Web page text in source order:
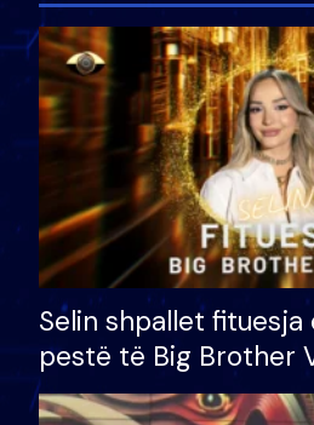
Selin shpallet
pestë të Big Brother
çmimin e madh prej